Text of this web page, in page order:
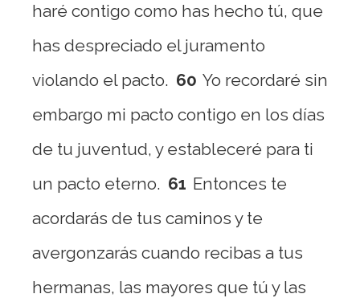
haré contigo como has hecho tú, que
has despreciado el juramento
violando el pacto. 60 Yo recordaré sin
embargo mi pacto contigo en los días
de tu juventud, y estableceré para ti
un pacto eterno. 61 Entonces te
acordarás de tus caminos y te
avergonzarás cuando recibas a tus
hermanas, las mayores que tú y las